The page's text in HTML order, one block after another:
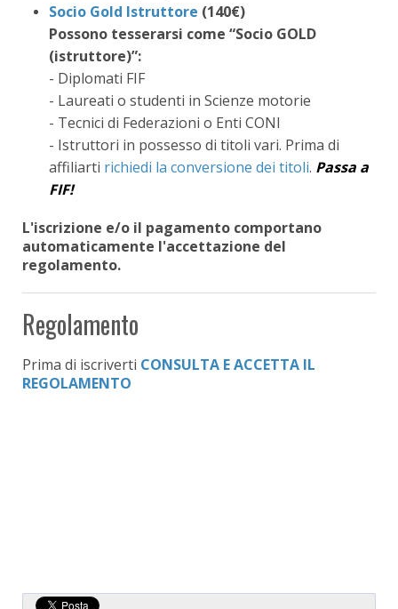
Socio Gold Istruttore (140€)
Possono tesserarsi come “Socio GOLD
(istruttore)”:
- Diplomati FIF
- Laureati o studenti in Scienze motorie
- Tecnici di Federazioni o Enti CONI
- Istruttori in possesso di titoli vari. Prima di
affiliarti richiedi la conversione dei titoli. Passa a
FIF!
L'iscrizione e/o il pagamento comportano
automaticamente l'accettazione del
regolamento.
Regolamento
Prima di iscriverti CONSULTA E ACCETTA IL
REGOLAMENTO